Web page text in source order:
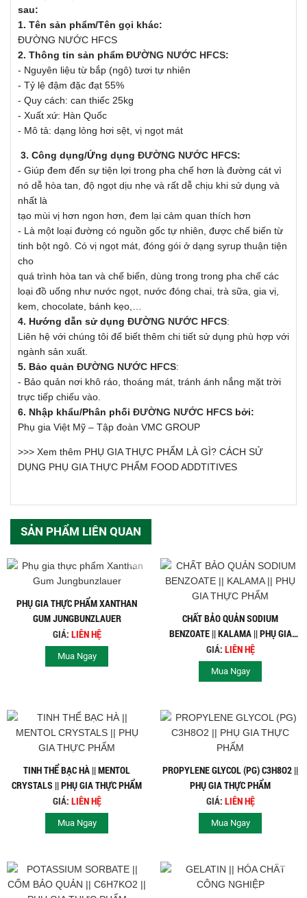
sau:
1. Tên sản phẩm/Tên gọi khác:
ĐƯỜNG NƯỚC HFCS
2. Thông tin sản phẩm ĐƯỜNG NƯỚC HFCS:
- Nguyên liệu từ bắp (ngô) tươi tự nhiên
- Tỷ lệ đậm đặc đạt 55%
- Quy cách: can thiếc 25kg
- Xuất xứ: Hàn Quốc
- Mô tả: dạng lỏng hơi sệt, vị ngọt mát
3. Công dụng/Ứng dụng ĐƯỜNG NƯỚC HFCS:
- Giúp đem đến sự tiện lợi trong pha chế hơn là đường cát vì
nó dễ hòa tan, độ ngọt dịu nhẹ và rất dễ chịu khi sử dụng và
nhất là
tạo mùi vị hơn ngon hơn, đem lại cảm quan thích hơn
- Là một loại đường có nguồn gốc tự nhiên, được chế biến từ
tinh bột ngô. Có vị ngọt mát, đóng gói ở dạng syrup thuận tiện
cho
quá trình hòa tan và chế biến, dùng trong trong pha chế các
loại đồ uống như nước ngọt, nước đóng chai, trà sữa, gia vị,
kem, chocolate, bánh kẹo,…
4. Hướng dẫn sử dụng ĐƯỜNG NƯỚC HFCS:
Liên hệ với chúng tôi để biết thêm chi tiết sử dụng phù hợp với
ngành sản xuất.
5. Bảo quản ĐƯỜNG NƯỚC HFCS:
- Bảo quản nơi khô ráo, thoáng mát, tránh ánh nắng mặt trời
trực tiếp chiếu vào.
6. Nhập khẩu/Phân phối ĐƯỜNG NƯỚC HFCS bởi:
Phụ gia Việt Mỹ – Tập đoàn VMC GROUP
>>> Xem thêm PHỤ GIA THỰC PHẨM LÀ GÌ? CÁCH SỬ
DỤNG PHỤ GIA THỰC PHẨM FOOD ADDTITIVES
SẢN PHẨM LIÊN QUAN
PHỤ GIA THỰC PHẨM XANTHAN
GUM JUNGBUNZLAUER
GIÁ: LIÊN HỆ
Mua Ngay
CHẤT BẢO QUẢN SODIUM
BENZOATE || KALAMA || PHỤ GIA
THỰC PHẨM
GIÁ: LIÊN HỆ
Mua Ngay
TINH THỂ BẠC HÀ || MENTOL
CRYSTALS || PHỤ GIA THỰC PHẨM
GIÁ: LIÊN HỆ
Mua Ngay
PROPYLENE GLYCOL (PG) C3H8O2 ||
PHỤ GIA THỰC PHẨM
GIÁ: LIÊN HỆ
Mua Ngay